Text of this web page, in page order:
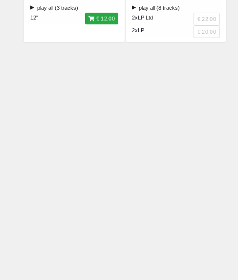
play all (3 tracks)
12"
€ 12.00
play all (8 tracks)
2xLP Ltd
€ 22.00
2xLP
€ 20.00